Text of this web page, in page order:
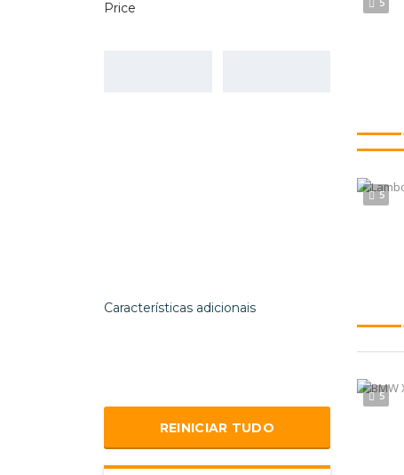
Price
Características adicionais
REINICIAR TUDO
5
5